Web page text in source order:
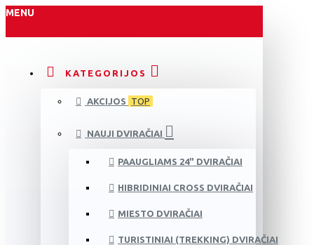
MENU
KATEGORIJOS
AKCIJOS TOP
NAUJI DVIRAČIAI
PAAUGLIAMS 24" DVIRAČIAI
HIBRIDINIAI CROSS DVIRAČIAI
MIESTO DVIRAČIAI
TURISTINIAI (TREKKING) DVIRAČIAI